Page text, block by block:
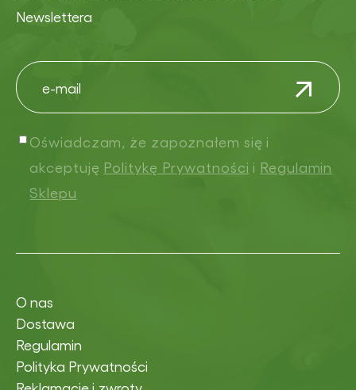
Newslettera
Oświadczam, że zapoznałem się i
akceptuję Politykę Prywatności i Regulamin
Sklepu
O nas
Dostawa
Regulamin
Polityka Prywatności